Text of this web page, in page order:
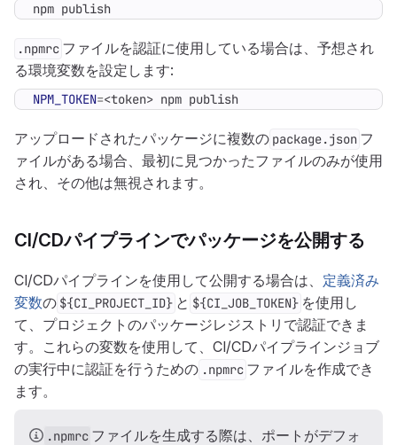
npm publish
.npmrc ファイルを認証に使用している場合は、予想され
る環境変数を設定します:
NPM_TOKEN=<token> npm publish
アップロードされたパッケージに複数の package.json フ
ァイルがある場合、最初に見つかったファイルのみが使用
され、その他は無視されます。
CI/CDパイプラインでパッケージを公開する
CI/CDパイプラインを使用して公開する場合は、 定義済み
変数の ${CI_PROJECT_ID} と ${CI_JOB_TOKEN} を使用し
て、プロジェクトのパッケージレジストリで認証できま
す。これらの変数を使用して、CI/CDパイプラインジョブ
の実行中に認証を行うための .npmrc ファイルを作成でき
ます。
.npmrc ファイルを生成する際は、ポートがデフォ